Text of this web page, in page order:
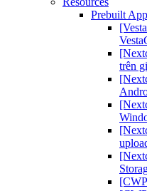
Prebuilt
trên